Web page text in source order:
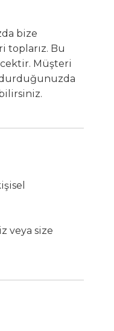
bize
toplarız. Bu
Müşteri
veya size